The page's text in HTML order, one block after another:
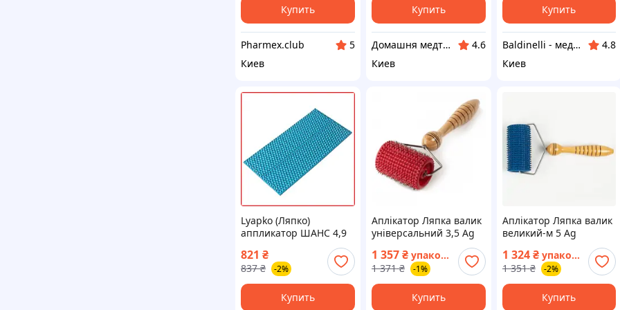
Купить
Pharmex.club
5
Киев
Купить
Домашня медтехніка та ортопедичні товари
4.6
Киев
Купить
Baldinelli - медтехника
4.8
Киев
Lyapko (Ляпко)
аппликатор ШАНС 4,9
реабилитации | иглы
4,9 мм, 100%
натуральный латекс
821 ₴
837 ₴ -2%
Купить
Аплікатор Ляпка валик
універсальний 3,5 Ag
1 357₴ упаковка
1 371 ₴ -1%
Купить
Аплікатор Ляпка валик
великий-м 5 Ag
1 324 ₴ упаковка
1 351 ₴ -2%
Купить